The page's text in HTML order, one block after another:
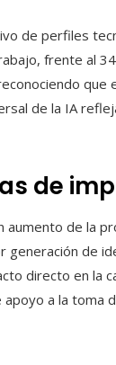
de perfiles
frente al
que
de la IA
de
de la
de
directo en la
a la toma